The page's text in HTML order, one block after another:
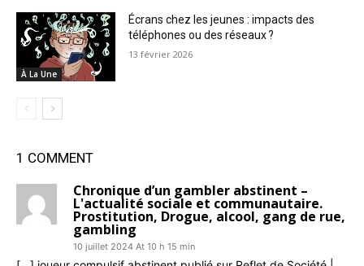
À La Une
Écrans chez les jeunes : impacts des
téléphones ou des réseaux ?
13 février 2026
1 COMMENT
Chronique d’un gambler abstinent –
L'actualité sociale et communautaire.
Prostitution, Drogue, alcool, gang de rue,
gambling
10 juillet 2024 At 10 h 15 min